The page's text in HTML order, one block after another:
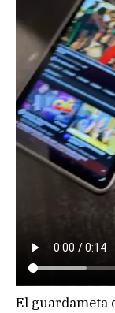
El guardameta